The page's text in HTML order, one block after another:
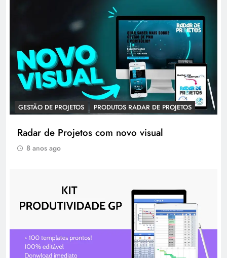
GESTÃO DE PROJETOS PRODUTOS RADAR DE PROJETOS
Radar de Projetos com novo visual
8 anos ago